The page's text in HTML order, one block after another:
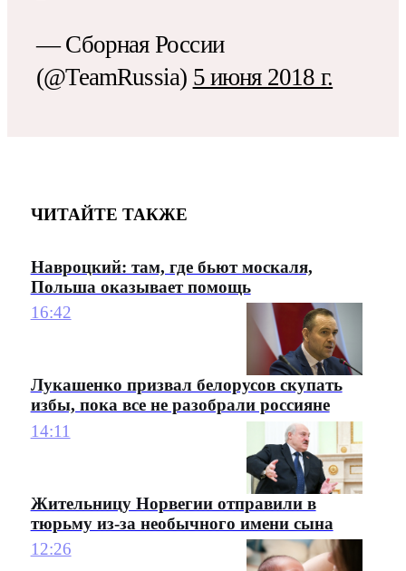
— Сборная России
(@TeamRussia) 5 июня 2018 г.
ЧИТАЙТЕ ТАКЖЕ
Навроцкий: там, где бьют москаля,
Польша оказывает помощь
16:42
Лукашенко призвал белорусов скупать
избы, пока все не разобрали россияне
14:11
Жительницу Норвегии отправили в
тюрьму из-за необычного имени сына
12:26